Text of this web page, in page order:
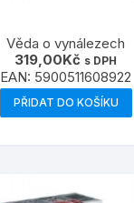
Věda o vynálezech
319,00Kč s DPH
EAN: 5900511608922
PŘIDAT DO KOŠÍKU